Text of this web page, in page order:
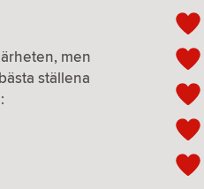
men
ställena